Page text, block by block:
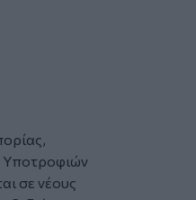
Υποτροφιών
σε νέους